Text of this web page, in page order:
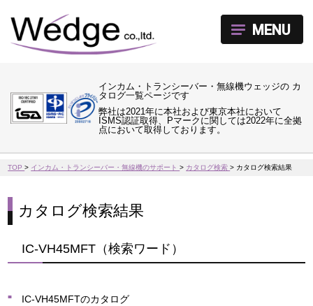
インカム・トランシーバー・無線機ウェッジの カ
タログ一覧ページです
弊社は2021年に本社および東京本社において
ISMS認証取得、Pマークに関しては2022年に全拠
点において取得しております。
MENU
TOP> インカム・トランシーバー・無線機のサポート> カタログ検索> カタログ検索結果
カタログ検索結果
IC-VH45MFT（検索ワード）
IC-VH45MFTのカタログ